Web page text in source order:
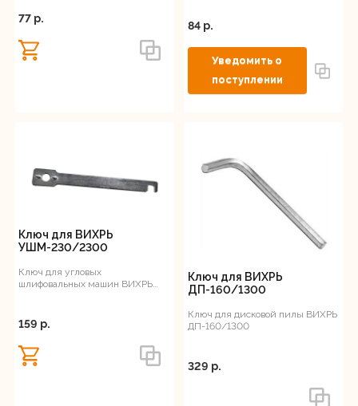
77 p.
84 p.
Ключ для ВИХРЬ
УШМ-230/2300
Ключ для угловых
шлифовальных машин ВИХРЬ
159 p.
Ключ для ВИХРЬ
ДП-160/1300
Ключ для дисковой пилы ВИХРЬ
ДП-160/1300
329 p.